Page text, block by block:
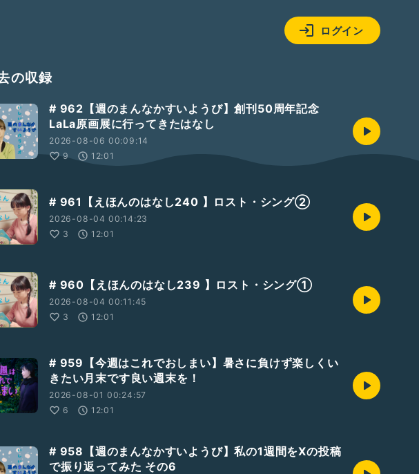
ログイン
の収録
# 962【週のまんなかすいようび】創刊50周年記念
LaLa原画展に行ってきたはなし
2026-08-06 00:09:14
9
12:01
# 961【えほんのはなし240 】ロスト・シング②
2026-08-04 00:14:23
3
12:01
# 960【えほんのはなし239 】ロスト・シング①
2026-08-04 00:11:45
3
12:01
# 959【今週はこれでおしまい】暑さに負けず楽しくい
きたい月末です良い週末を！
2026-08-01 00:24:57
6
12:01
# 958【週のまんなかすいようび】私の1週間をXの投稿
で振り返ってみた その6